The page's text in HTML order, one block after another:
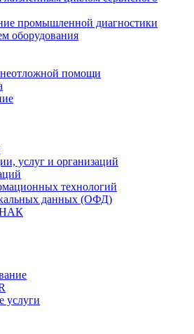
промышленной диагностики
оборудования
неотложной помощи
услуг и организаций
технологий
данных (ОФД)
услуги